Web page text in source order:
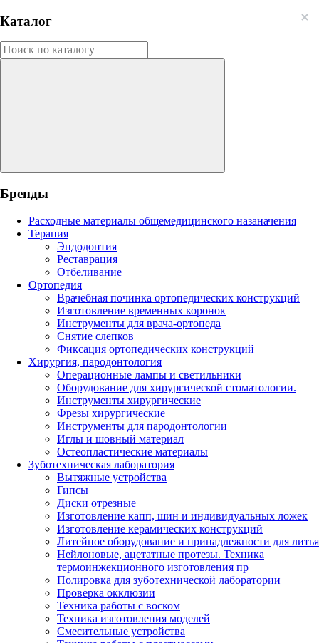
Каталог
Бренды
Расходные материалы общемедицинского назаначения
Терапия
Эндодонтия
Реставрация
Отбеливание
Ортопедия
Врачебная починка ортопедических конструкций
Изготовление временных коронок
Инструменты для врача-ортопеда
Снятие слепков
Фиксация ортопедических конструкций
Хирургия, пародонтология
Операционные лампы и светильники
Оборудование для хирургической стоматологии.
Инструменты хирургические
Фрезы хирургические
Инструменты для пародонтологии
Иглы и шовный материал
Остеопластические материалы
Зуботехническая лаборатория
Вытяжные устройства
Гипсы
Диски отрезные
Изготовление капп, шин и индивидуальных ложек
Изготовление керамических конструкций
Литейное оборудование и принадлежности для литья
Нейлоновые, ацетатные протезы. Техника
термоинжекционного изготовления пр
Полировка для зуботехнической лаборатории
Проверка окклюзии
Техника работы с воском
Техника изготовления моделей
Смесительные устройства